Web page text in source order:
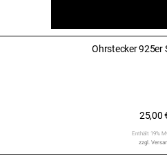
Ohrstecker 925er
25,00
Enthält 19%
zzgl.